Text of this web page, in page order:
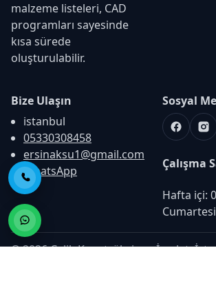
malzeme listeleri, CAD
programları sayesinde
kısa sürede
oluşturulabilir.
Bize Ulaşın
istanbul
05330308458
ersinaksu1@gmail.com
WhatsApp
Sosyal
Çalışma
Hafta içi:
© 2026 Çelik Konstrüksiyon İmalatı
Telefon ile Ara